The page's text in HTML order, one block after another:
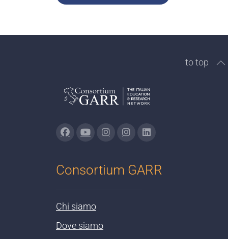
to top
Consortium GARR
Chi siamo
Dove siamo